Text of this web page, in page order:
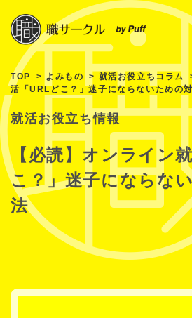
TOP よみもの 就活お役立ちコラム
活「URLどこ？」迷子にならないための
就活お役立ち情報
【必読】オンライン
こ？」迷子にならな
法